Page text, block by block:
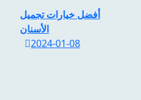
أفضل خيارات تجميل
الأسنان
2024-01-08